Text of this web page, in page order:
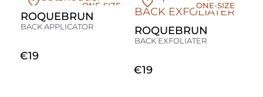
ROQUEBRUN
BACK APPLICATOR
€19
ONE-SIZE
ROQUEBRUN
BACK EXFOLIATER
€19
ONE-SIZE